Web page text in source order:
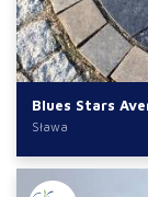
Blues Stars
Sława